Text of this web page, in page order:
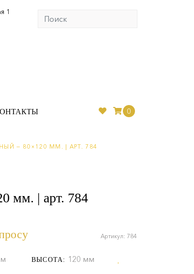
1
0
— 80×120 ММ. | АРТ. 784
мм. | арт. 784
Артикул: 784
ВЫСОТА: 120 мм